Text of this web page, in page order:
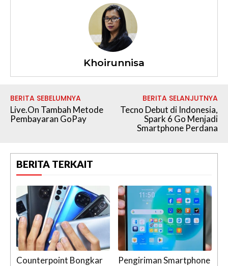
Khoirunnisa
BERITA SEBELUMNYA
Live.On Tambah Metode
Pembayaran GoPay
BERITA SELANJUTNYA
Tecno Debut di Indonesia,
Spark 6 Go Menjadi
Smartphone Perdana
BERITA TERKAIT
Counterpoint Bongkar
Pengiriman Smartphone